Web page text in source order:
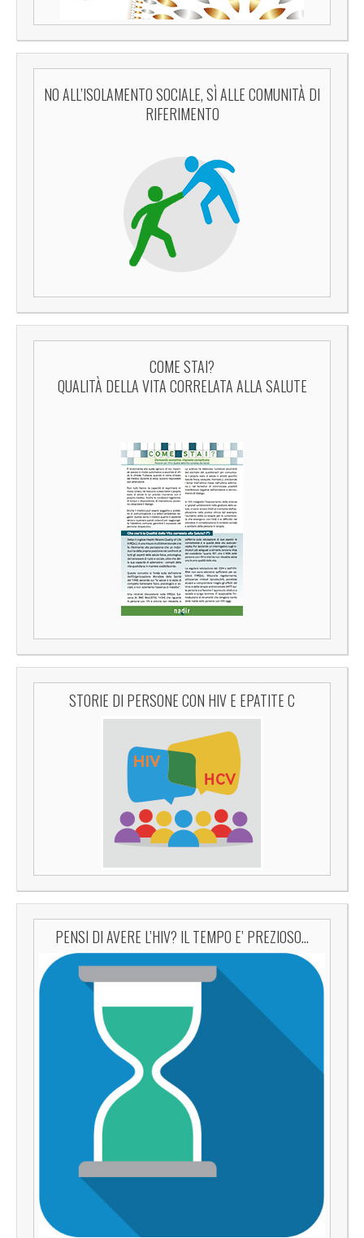
NO ALL’ISOLAMENTO SOCIALE, SÌ ALLE COMUNITÀ DI
RIFERIMENTO
COME STAI?
QUALITÀ DELLA VITA CORRELATA ALLA SALUTE
STORIE DI PERSONE CON HIV E EPATITE C
PENSI DI AVERE L’HIV? IL TEMPO E’ PREZIOSO…